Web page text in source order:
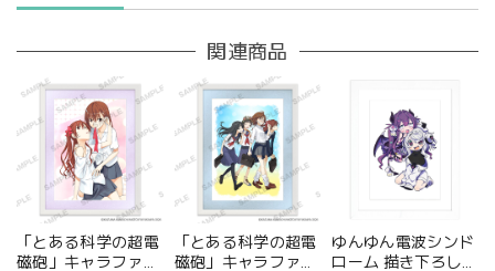
関連商品
「とある科学の超電
磁砲」キャラファイ
「とある科学の超電
磁砲」キャラファイ
ゆんゆん電波シンド
ローム 描き下ろしキ